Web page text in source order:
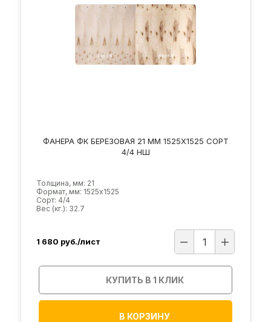
ФАНЕРА ФК БЕРЕЗОВАЯ 21 ММ 1525Х1525 СОРТ
4/4 НШ
Толщина, мм: 21
Формат, мм: 1525х1525
Сорт: 4/4
Вес (кг.): 32.7
1 680 руб./лист
КУПИТЬ В 1 КЛИК
В КОРЗИНУ